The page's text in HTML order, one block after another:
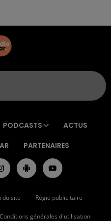
PODCASTS ACTUS
PARTENAIRES
du site Régie publicitaire
Conditions générales d'utilisation